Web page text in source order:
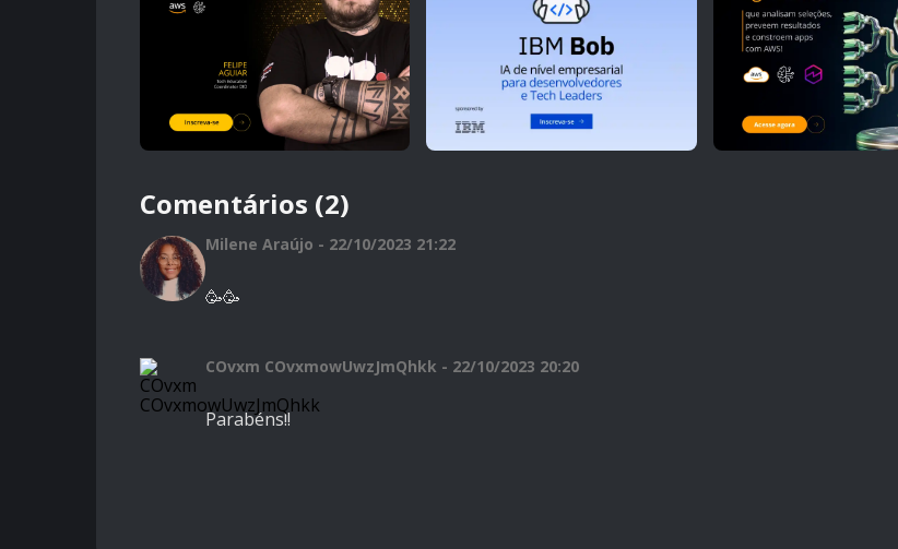
Comentários (2)
Milene Araújo - 22/10/2023 21:22
🥳🥳
COvxm COvxmowUwzJmQhkk - 22/10/2023 20:20
Parabéns!!